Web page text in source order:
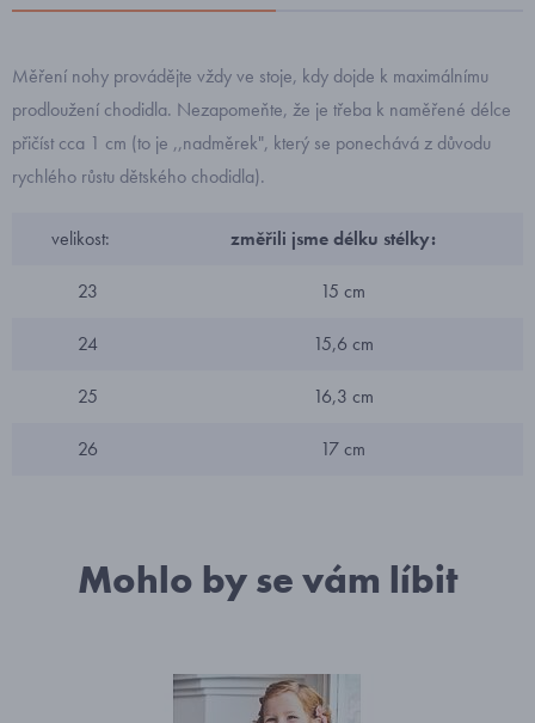
Měření nohy provádějte vždy ve stoje, kdy dojde k maximálnímu
prodloužení chodidla. Nezapomeňte, že je třeba k naměřené délce
přičíst cca 1 cm (to je ,,nadměrek", který se ponechává z důvodu
rychlého růstu dětského chodidla).
velikost: změřili jsme délku stélky:
23 15 cm
24 15,6 cm
25 16,3 cm
26 17 cm
Mohlo by se vám líbit